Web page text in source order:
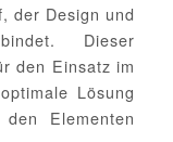
der Design und
Dieser
den Einsatz im
Lösung
Elementen